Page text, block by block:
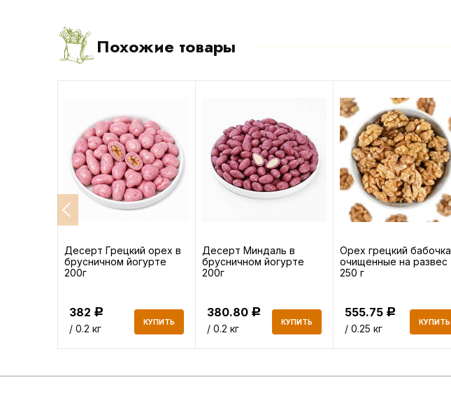
Похожие товары
Десерт Грецкий орех в
брусничном йогурте
200г
382 Р
/ 0.2 кг
КУПИТЬ
Десерт Миндаль в
брусничном йогурте
200г
380.80 Р
/ 0.2 кг
КУПИТЬ
Орех грецкий бабочка
очищенные на развес
250 г
555.75 Р
/ 0.25 кг
КУПИТЬ